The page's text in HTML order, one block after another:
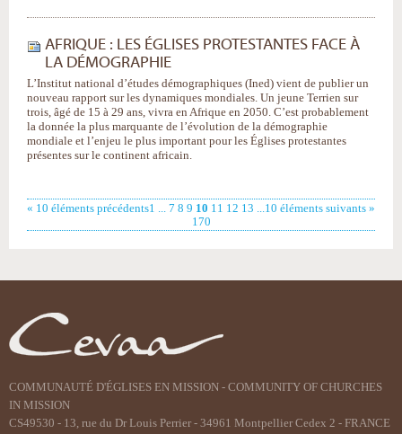
AFRIQUE : LES ÉGLISES PROTESTANTES FACE À
LA DÉMOGRAPHIE
L’Institut national d’études démographiques (Ined) vient de publier un
nouveau rapport sur les dynamiques mondiales. Un jeune Terrien sur
trois, âgé de 15 à 29 ans, vivra en Afrique en 2050. C’est probablement
la donnée la plus marquante de l’évolution de la démographie
mondiale et l’enjeu le plus important pour les Églises protestantes
présentes sur le continent africain.
« 10 éléments précédents 10 éléments suivants »
1 ... 7 8 9 10 11 12 13 ...
170
COMMUNAUTÉ D'ÉGLISES EN MISSION - COMMUNITY OF CHURCHES
IN MISSION
CS49530 - 13, rue du Dr Louis Perrier - 34961 Montpellier Cedex 2 - FRANCE